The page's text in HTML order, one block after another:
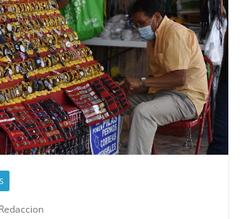
Redaccion